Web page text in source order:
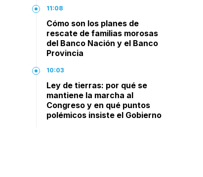
11:08
Cómo son los planes de
rescate de familias morosas
del Banco Nación y el Banco
Provincia
10:03
Ley de tierras: por qué se
mantiene la marcha al
Congreso y en qué puntos
polémicos insiste el Gobierno